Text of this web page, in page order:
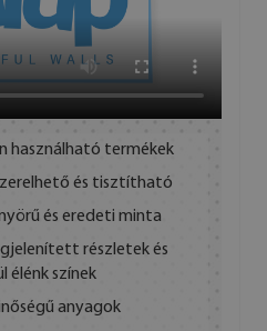
használható termékek
és tisztítható
és eredeti minta
részletek és
élénk színek
anyagok